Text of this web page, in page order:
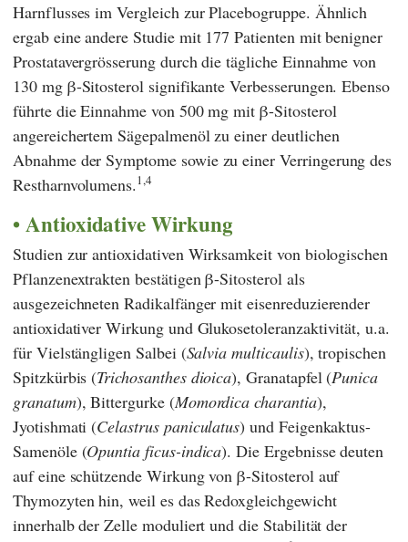
Harnflusses im Vergleich zur Placebogruppe. Ähnlich
ergab eine andere Studie mit 177 Patienten mit benigner
Prostatavergrösserung durch die tägliche Einnahme von
130 mg β-Sitosterol signifikante Verbesserungen. Ebenso
führte die Einnahme von 500 mg mit β-Sitosterol
angereichertem Sägepalmenöl zu einer deutlichen
Abnahme der Symptome sowie zu einer Verringerung des
Restharnvolumens.1,4
Antioxidative Wirkung
Studien zur antioxidativen Wirksamkeit von biologischen
Pflanzenextrakten bestätigen β-Sitosterol als
ausgezeichneten Radikalfänger mit eisenreduzierender
antioxidativer Wirkung und Glukosetoleranzaktivität, u.a.
für Vielstängligen Salbei (Salvia multicaulis), tropischen
Spitzkürbis (Trichosanthes dioica), Granatapfel (Punica
granatum), Bittergurke (Momordica charantia),
Jyotishmati (Celastrus paniculatus) und Feigenkaktus-
Samenöle (Opuntia ficus-indica). Die Ergebnisse deuten
auf eine schützende Wirkung von β-Sitosterol auf
Thymozyten hin, weil es das Redoxgleichgewicht
innerhalb der Zelle moduliert und die Stabilität der